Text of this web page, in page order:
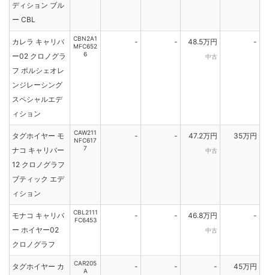
ディション ブル
ー CBL
カレラ キャリバ
ー02 クロノグラ
フ ポルシェオレ
ンジレーシング
スペシャルエデ
ィション
CBN2A1
MFC652
6
- - 48.5万円
中古
-
タグホイヤー モ
ナコ キャリバー
12 クロノグラフ
ブティック エデ
ィション
CAW211
NFC617
7
- - 47.2万円
中古
35万円
モナコ キャリバ
ー ホイヤー02
クロノグラフ
CBL2111
FC6453
- - 46.8万円
中古
-
タグホイヤー カ
CAR205
A
- - - 45万円